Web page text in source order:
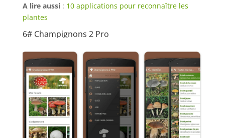
A lire aussi: 10 applications pour reconnaître les
plantes
6# Champignons 2 Pro